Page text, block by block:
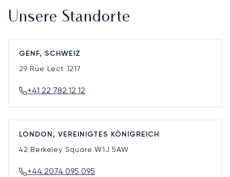
Unsere Standorte
GENF, SCHWEIZ
29 Rue Lect 1217
+41 22 782 12 12
LONDON, VEREINIGTES KÖNIGREICH
42 Berkeley SquareW1J 5AW
+44 2074 095 095